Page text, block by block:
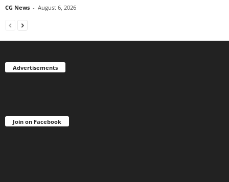
CG News - August 6, 2026
Advertisements
Join on Facebook